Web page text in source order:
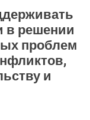
в решении
проблем
и